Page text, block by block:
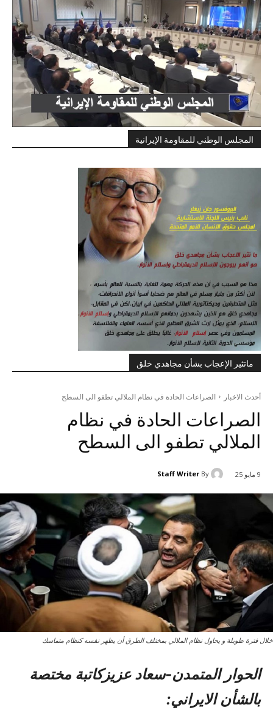
المجلس الوطني للمقاومة الإيرانية
ماتثير الإعجاب بشأن مجاهدي خلق
أحدث الاخبار الصراعات الحادة في نظام الملالي تطفو الى السطح
الصراعات الحادة في نظام
الملالي تطفو الى السطح
9 مايو 25 By
Staff Writer
خلال فترة طویلة و يحاول نظام الملالي بمختلف الطرق أن يظهر نفسه کنظام متماسك
الحوار المتمدن-سعاد عزيزکاتبة مختصة
بالشأن الايراني: